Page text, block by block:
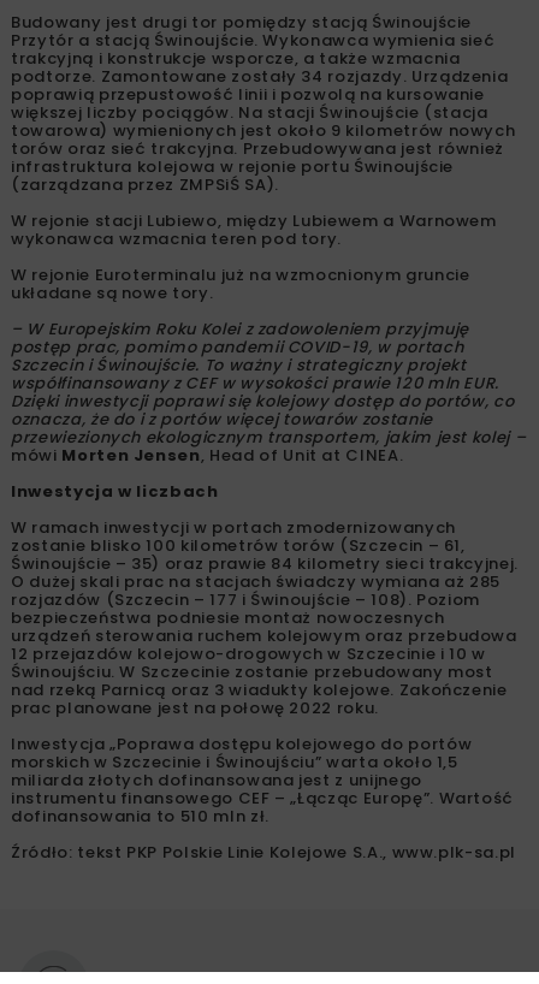
Budowany jest drugi tor pomiędzy stacją Świnoujście
Przytór a stacją Świnoujście. Wykonawca wymienia sieć
trakcyjną i konstrukcje wsporcze, a także wzmacnia
podtorze. Zamontowane zostały 34 rozjazdy. Urządzenia
poprawią przepustowość linii i pozwolą na kursowanie
większej liczby pociągów. Na stacji Świnoujście (stacja
towarowa) wymienionych jest około 9 kilometrów nowych
torów oraz sieć trakcyjna. Przebudowywana jest również
infrastruktura kolejowa w rejonie portu Świnoujście
(zarządzana przez ZMPSiŚ SA).
W rejonie stacji Lubiewo, między Lubiewem a Warnowem
wykonawca wzmacnia teren pod tory.
W rejonie Euroterminalu już na wzmocnionym gruncie
układane są nowe tory.
– W Europejskim Roku Kolei z zadowoleniem przyjmuję
postęp prac, pomimo pandemii COVID-19, w portach
Szczecin i Świnoujście. To ważny i strategiczny projekt
współfinansowany z CEF w wysokości prawie 120 mln EUR.
Dzięki inwestycji poprawi się kolejowy dostęp do portów, co
oznacza, że do i z portów więcej towarów zostanie
przewiezionych ekologicznym transportem, jakim jest kolej –
mówi Morten Jensen, Head of Unit at CINEA.
Inwestycja w liczbach
W ramach inwestycji w portach zmodernizowanych
zostanie blisko 100 kilometrów torów (Szczecin – 61,
Świnoujście – 35) oraz prawie 84 kilometry sieci trakcyjnej.
O dużej skali prac na stacjach świadczy wymiana aż 285
rozjazdów (Szczecin – 177 i Świnoujście – 108). Poziom
bezpieczeństwa podniesie montaż nowoczesnych
urządzeń sterowania ruchem kolejowym oraz przebudowa
12 przejazdów kolejowo-drogowych w Szczecinie i 10 w
Świnoujściu. W Szczecinie zostanie przebudowany most
nad rzeką Parnicą oraz 3 wiadukty kolejowe. Zakończenie
prac planowane jest na połowę 2022 roku.
Inwestycja „Poprawa dostępu kolejowego do portów
morskich w Szczecinie i Świnoujściu” warta około 1,5
miliarda złotych dofinansowana jest z unijnego
instrumentu finansowego CEF – „Łącząc Europę”. Wartość
dofinansowania to 510 mln zł.
Źródło: tekst PKP Polskie Linie Kolejowe S.A., www.plk-sa.pl